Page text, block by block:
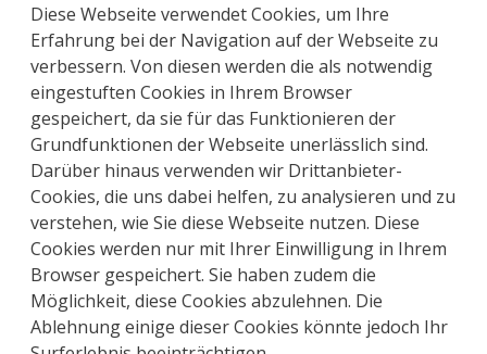
Diese Webseite verwendet Cookies, um Ihre
Erfahrung bei der Navigation auf der Webseite zu
verbessern. Von diesen werden die als notwendig
eingestuften Cookies in Ihrem Browser
gespeichert, da sie für das Funktionieren der
Grundfunktionen der Webseite unerlässlich sind.
Darüber hinaus verwenden wir Drittanbieter-
Cookies, die uns dabei helfen, zu analysieren und zu
verstehen, wie Sie diese Webseite nutzen. Diese
Cookies werden nur mit Ihrer Einwilligung in Ihrem
Browser gespeichert. Sie haben zudem die
Möglichkeit, diese Cookies abzulehnen. Die
Ablehnung einige dieser Cookies könnte jedoch Ihr